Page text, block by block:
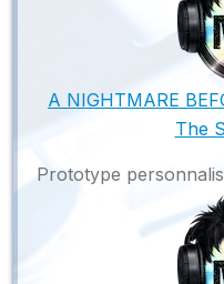
A NIGHTMARE
The
Prototype